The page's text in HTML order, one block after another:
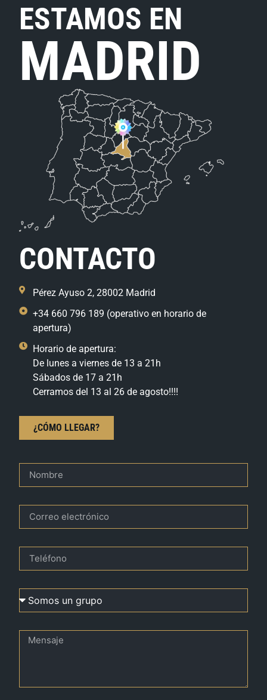
ESTAMOS EN
MADRID
CONTACTO
Pérez Ayuso 2, 28002 Madrid
+34 660 796 189 (operativo en horario de
apertura)
Horario de apertura:
De lunes a viernes de 13 a 21h
Sábados de 17 a 21h
Cerramos del 13 al 26 de agosto!!!!
¿CÓMO LLEGAR?